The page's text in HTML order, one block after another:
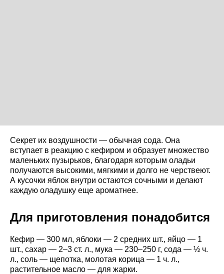
Секрет их воздушности — обычная сода. Она
вступает в реакцию с кефиром и образует множество
маленьких пузырьков, благодаря которым оладьи
получаются высокими, мягкими и долго не черствеют.
А кусочки яблок внутри остаются сочными и делают
каждую оладушку еще ароматнее.
Для приготовления понадобится
Кефир — 300 мл, яблоки — 2 средних шт., яйцо — 1
шт., сахар — 2–3 ст. л., мука — 230–250 г, сода — ½ ч.
л., соль — щепотка, молотая корица — 1 ч. л.,
растительное масло — для жарки.